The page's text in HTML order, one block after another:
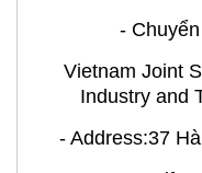
-
Vietnam Joint
Industry and
- Address:37